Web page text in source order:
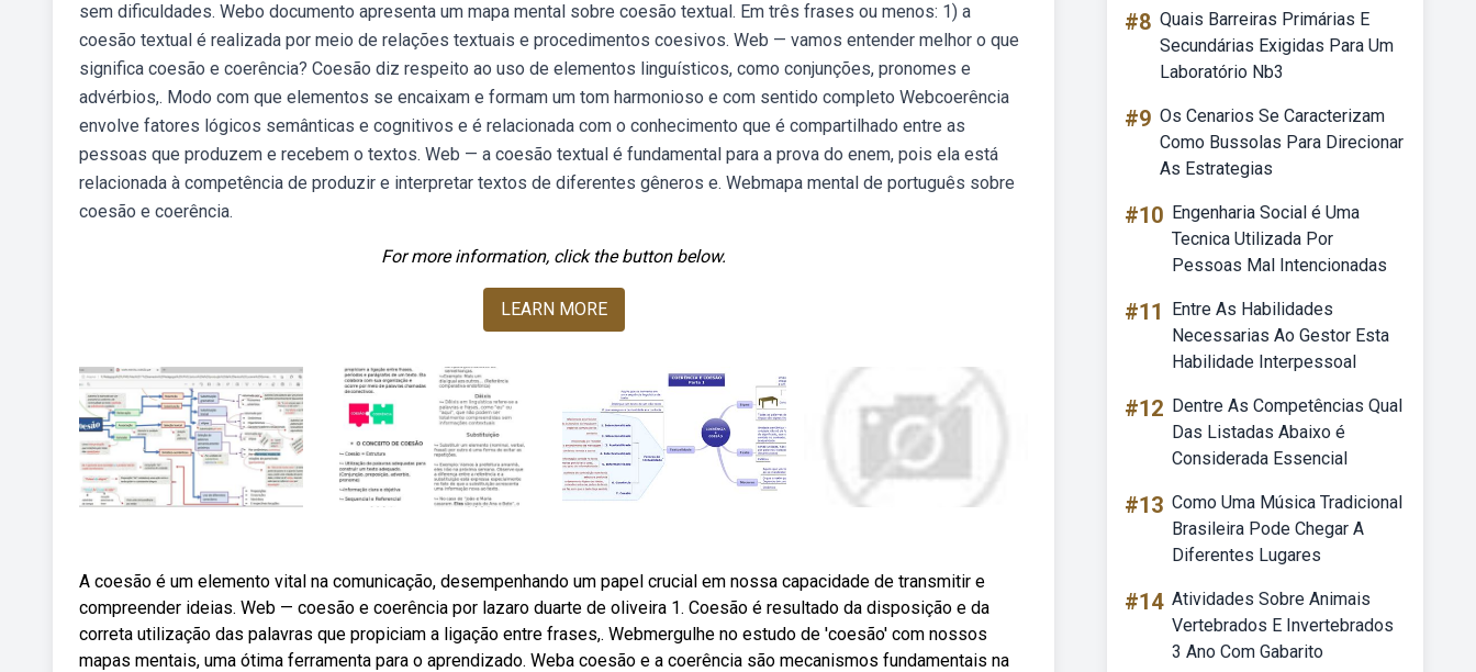
sem dificuldades. Webo documento apresenta um mapa mental sobre coesão textual. Em três frases ou menos: 1) a
coesão textual é realizada por meio de relações textuais e procedimentos coesivos. Web — vamos entender melhor o que
significa coesão e coerência? Coesão diz respeito ao uso de elementos linguísticos, como conjunções, pronomes e
advérbios,. Modo com que elementos se encaixam e formam um tom harmonioso e com sentido completo Webcoerência
envolve fatores lógicos semânticas e cognitivos e é relacionada com o conhecimento que é compartilhado entre as
pessoas que produzem e recebem o textos. Web — a coesão textual é fundamental para a prova do enem, pois ela está
relacionada à competência de produzir e interpretar textos de diferentes gêneros e. Webmapa mental de português sobre
coesão e coerência.
For more information, click the button below.
LEARN MORE
A coesão é um elemento vital na comunicação, desempenhando um papel crucial em nossa capacidade de transmitir e
compreender ideias. Web — coesão e coerência por lazaro duarte de oliveira 1. Coesão é resultado da disposição e da
correta utilização das palavras que propiciam a ligação entre frases,. Webmergulhe no estudo de 'coesão' com nossos
mapas mentais, uma ótima ferramenta para o aprendizado. Weba coesão e a coerência são mecanismos fundamentais na
#8 Quais Barreiras Primárias E
Secundárias Exigidas Para Um
Laboratório Nb3
#9 Os Cenarios Se Caracterizam
Como Bussolas Para Direcionar
As Estrategias
#10 Engenharia Social é Uma
Tecnica Utilizada Por
Pessoas Mal Intencionadas
#11
Entre As Habilidades
Necessarias Ao Gestor Esta
Habilidade Interpessoal
#12 Dentre As Competências Qual
Das Listadas Abaixo é
Considerada Essencial
#13 Como Uma Música Tradicional
Brasileira Pode Chegar A
Diferentes Lugares
#14 Atividades Sobre Animais
Vertebrados E Invertebrados
3 Ano Com Gabarito